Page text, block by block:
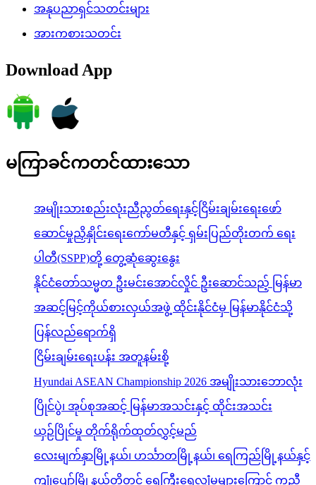
အနုပညာရှင်သတင်းများ
အားကစားသတင်း
Download App
မကြာခင်ကတင်ထားသော
အမျိုးသားစည်းလုံးညီညွတ်ရေးနှင့်ငြိမ်းချမ်းရေးဖော်
ဆောင်မှုညှိနှိုင်းရေးကော်မတီနှင့် ရှမ်းပြည်တိုးတက် ရေး
ပါတီ(SSPP)တို့ တွေ့ဆုံဆွေးနွေး
နိုင်ငံတော်သမ္မတ ဦးမင်းအောင်လှိုင် ဦးဆောင်သည့် မြန်မာ
အဆင့်မြင့်ကိုယ်စားလှယ်အဖွဲ့ ထိုင်းနိုင်ငံမှ မြန်မာနိုင်ငံသို့
ပြန်လည်ရောက်ရှိ
ငြိမ်းချမ်းရေးပန်း အတူနမ်းစို့
Hyundai ASEAN Championship 2026 အမျိုးသားဘောလုံး
ပြိုင်ပွဲ၊ အုပ်စုအဆင့် မြန်မာအသင်းနှင့် ထိုင်းအသင်း
ယှဉ်ပြိုင်မှု တိုက်ရိုက်ထုတ်လွှင့်မည်
လေးမျက်နှာမြို့နယ်၊ ဟင်္သာတမြို့နယ်၊ ရေကြည်မြို့နယ်နှင့်
ကျုံပျော်မြို့နယ်တို့တွင် ရေကြီးရေလျှံမှုများကြောင့် ကူညီ